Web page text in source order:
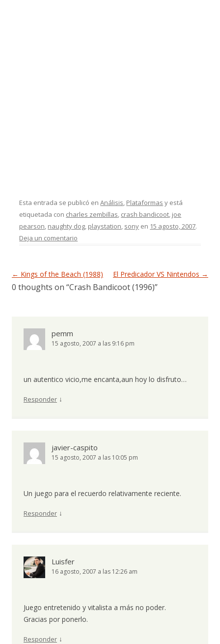
Esta entrada se publicó enAnálisis, Plataformas y está
etiquetada con charles zembillas, crash bandicoot, joe
pearson, naughty dog, playstation, sony en 15 agosto, 2007.
Deja un comentario
Navegación de entradas
← Kings of the Beach (1988) El Predicador VS Nintendos →
0 thoughts on “Crash Bandicoot (1996)”
pemm
15 agosto, 2007 a las 9:16 pm
un autentico vicio,me encanta,aun hoy lo disfruto…
Responder ↓
javier-caspito
15 agosto, 2007 a las 10:05 pm
Un juego para el recuerdo relativamente reciente.
Responder ↓
Luisfer
16 agosto, 2007 a las 12:26 am
Juego entretenido y vitalista a más no poder.
Gracias por ponerlo.
Responder ↓